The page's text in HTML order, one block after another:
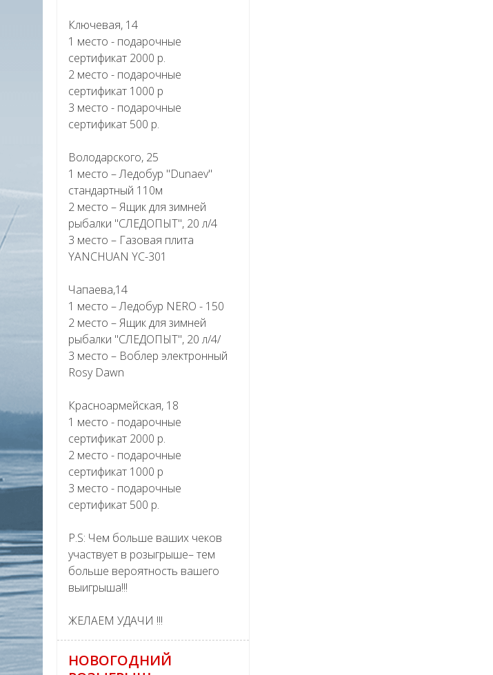
Ключевая, 14
1 место - подарочные
сертификат 2000 р.
2 место - подарочные
сертификат 1000 р
3 место - подарочные
сертификат 500 р.
Володарского, 25
1 место – Ледобур "Dunaev"
стандартный 110м
2 место – Ящик для зимней
рыбалки "СЛЕДОПЫТ", 20 л/4
3 место – Газовая плита
YANCHUAN YC-301
Чапаева,14
1 место – Ледобур NERO - 150
2 место – Ящик для зимней
рыбалки "СЛЕДОПЫТ", 20 л/4/
3 место – Воблер электронный
Rosy Dawn
Красноармейская, 18
1 место - подарочные
сертификат 2000 р.
2 место - подарочные
сертификат 1000 р
3 место - подарочные
сертификат 500 р.
P.S: Чем больше ваших чеков
участвует в розыгрыше– тем
больше вероятность вашего
выигрыша!!!
ЖЕЛАЕМ УДАЧИ !!!
НОВОГОДНИЙ